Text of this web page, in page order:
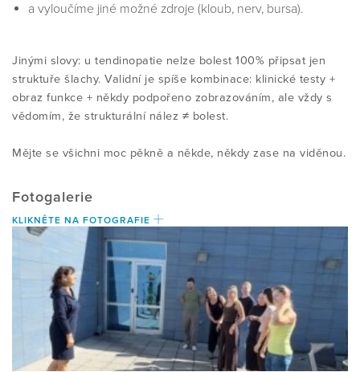
a vyloučíme jiné možné zdroje (kloub, nerv, bursa).
Jinými slovy: u tendinopatie nelze bolest 100% připsat jen
struktuře šlachy. Validní je spíše kombinace: klinické testy +
obraz funkce + někdy podpořeno zobrazováním, ale vždy s
vědomím, že strukturální nález ≠ bolest.
Mějte se všichni moc pěkně a někde, někdy zase na viděnou.
Fotogalerie
KLIKNĚTE NA FOTOGRAFIE